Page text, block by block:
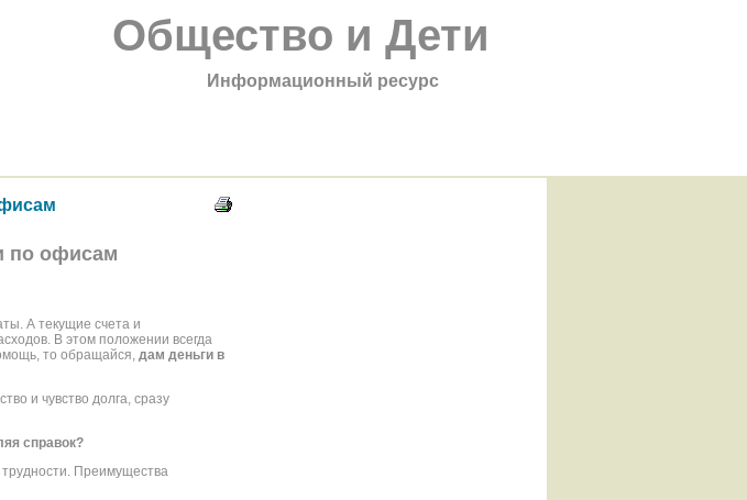
Общество и Дети
Информационный ресурс
по офисам
А текущие счета и
В этом положении всегда
то обращайся, дам деньги в
и чувство долга, сразу
справок?
Преимущества